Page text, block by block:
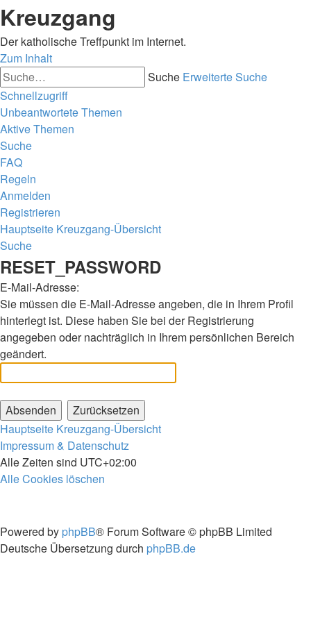
Kreuzgang
Der katholische Treffpunkt im Internet.
Zum Inhalt
Suche Erweiterte Suche
Schnellzugriff
Unbeantwortete Themen
Aktive Themen
Suche
FAQ
Regeln
Anmelden
Registrieren
Hauptseite Kreuzgang-Übersicht
Suche
RESET_PASSWORD
E-Mail-Adresse:
Sie müssen die E-Mail-Adresse angeben, die in Ihrem Profil
hinterlegt ist. Diese haben Sie bei der Registrierung
angegeben oder nachträglich in Ihrem persönlichen Bereich
geändert.
Hauptseite Kreuzgang-Übersicht
Impressum & Datenschutz
Alle Zeiten sind UTC+02:00
Alle Cookies löschen
Powered by phpBB® Forum Software © phpBB Limited
Deutsche Übersetzung durch phpBB.de